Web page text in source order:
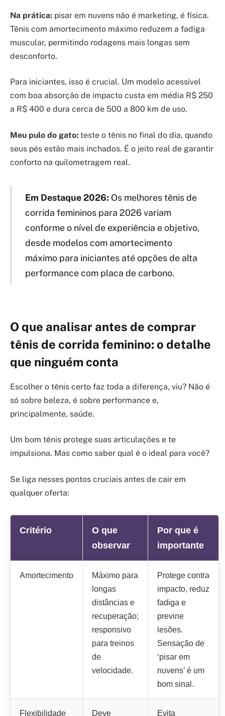
Na prática: pisar em nuvens não é marketing, é física.
Tênis com amortecimento máximo reduzem a fadiga
muscular, permitindo rodagens mais longas sem
desconforto.
Para iniciantes, isso é crucial. Um modelo acessível
com boa absorção de impacto custa em média R$ 250
a R$ 400 e dura cerca de 500 a 800 km de uso.
Meu pulo do gato: teste o tênis no final do dia, quando
seus pés estão mais inchados. É o jeito real de garantir
conforto na quilometragem real.
Em Destaque 2026: Os melhores tênis de
corrida femininos para 2026 variam
conforme o nível de experiência e objetivo,
desde modelos com amortecimento
máximo para iniciantes até opções de alta
performance com placa de carbono.
O que analisar antes de comprar
tênis de corrida feminino: o detalhe
que ninguém conta
Escolher o tênis certo faz toda a diferença, viu? Não é
só sobre beleza, é sobre performance e,
principalmente, saúde.
Um bom tênis protege suas articulações e te
impulsiona. Mas como saber qual é o ideal para você?
Se liga nesses pontos cruciais antes de cair em
qualquer oferta:
Critério
O que
observar
Por que é
importante
Amortecimento
Máximo para
longas
distâncias e
recuperação;
responsivo
para treinos
de
velocidade.
Protege contra
impacto, reduz
fadiga e
previne
lesões.
Sensação de
‘pisar em
nuvens’ é um
bom sinal.
Flexibilidade Deve Evita